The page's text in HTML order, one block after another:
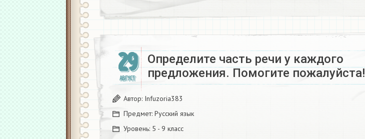
29
АВГУСТ
Определите часть речи у каждого
предложения. Помогите пожалуйста!​
Автор: Infuzoria383
Предмет: Русский язык
Уровень: 5 - 9 класс